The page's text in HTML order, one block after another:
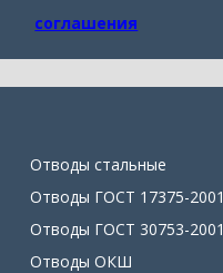
соглашения
Отводы стальные
Отводы ГОСТ 17375-2001
Отводы ГОСТ 30753-2001
Отводы ОКШ